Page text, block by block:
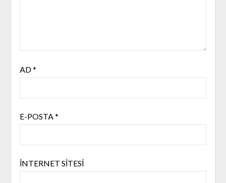
AD*
E-POSTA*
İNTERNET SITESI